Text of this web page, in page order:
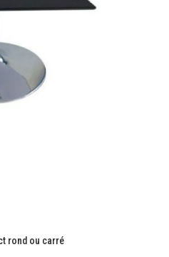
rond ou carré